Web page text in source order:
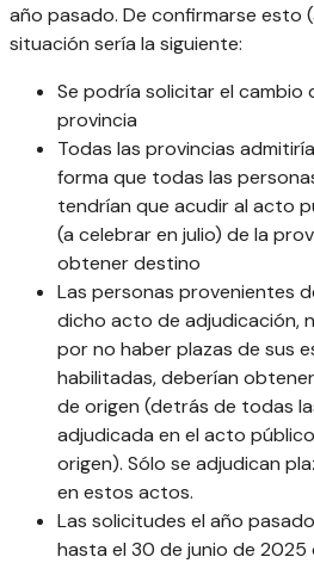
año pasado. De confirmarse esto
situación sería la siguiente:
Se podría solicitar el cambio
provincia
Todas las provincias
forma que todas las
tendrían que acudir al acto
(a celebrar en julio) de la
obtener destino
Las personas provenientes
dicho acto de adjudicación,
por no haber plazas de sus
habilitadas, deberían
de origen (detrás de todas
adjudicada en el acto
origen). Sólo se adjudican
en estos actos.
Las solicitudes el año
hasta el 30 de junio de 2025